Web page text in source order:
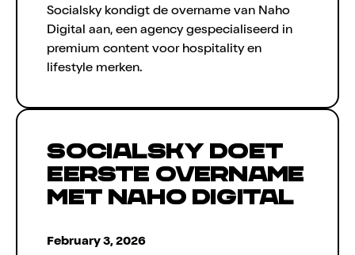
Socialsky kondigt de overname van Naho
Digital aan, een agency gespecialiseerd in
premium content voor hospitality en
lifestyle merken.
Socialsky doet
eerste overname
met Naho Digital
February 3, 2026